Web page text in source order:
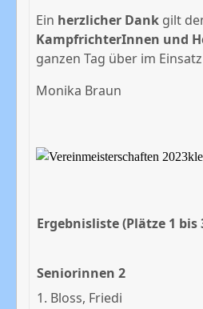
Ein herzlicher Dank gilt
KampfrichterInnen und
ganzen Tag über im
Monika Braun
Ergebnisliste (Plätze 1 bis
Seniorinnen 2
1. Bloss, Friedi